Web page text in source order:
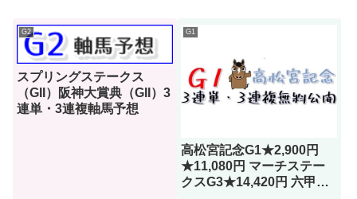
G2
スプリングステークス
（GII）阪神大賞典（GII）3
連単・3連複軸馬予想
G1
高松宮記念G1★2,900円
★11,080円 マーチステー
クスG3★14,420円 六甲ス